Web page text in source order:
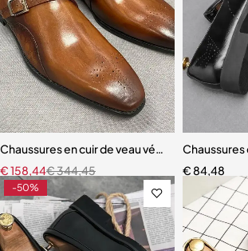
Chaussures en cuir de veau véritable imprimé
€344,45
€158,44
Chaussures
€ 84,48
-50%